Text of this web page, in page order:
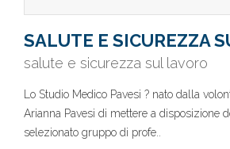
SALUTE E SICUREZZA
salute e sicurezza sul lavoro
Lo Studio Medico Pavesi ? nato dalla
Arianna Pavesi di mettere a disposizione
selezionato gruppo di profe..